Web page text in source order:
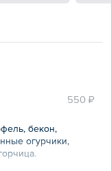
550 ₽
бекон,
огурчики,